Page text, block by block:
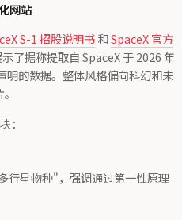
网站
S-1 招股说明书和SpaceX 官方
了据称提取自 SpaceX 于 2026 年
明的数据。整体风格偏向科幻和未
：
行星物种"，强调通过第一性原理